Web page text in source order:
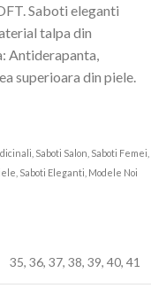
Saboti eleganti
talpa din
Antiderapanta,
superioara din piele.
Saboti Salon, Saboti Femei,
Saboti Eleganti, Modele Noi
35, 36, 37, 38, 39, 40, 41